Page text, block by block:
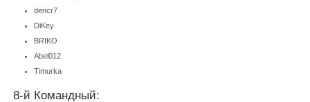
dencr7
DiKey
BRIKO
Abel012
Timurka
8-й Командный: